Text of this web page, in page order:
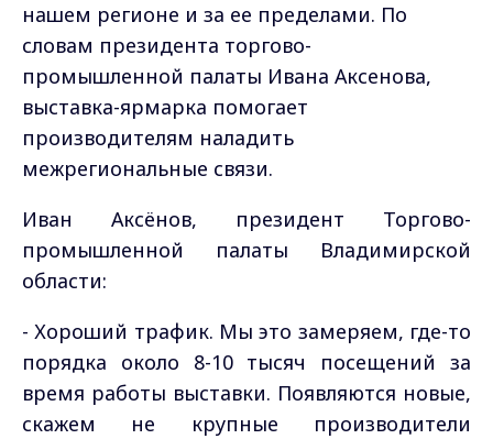
нашем регионе и за ее пределами. По
словам президента торгово-
промышленной палаты Ивана Аксенова,
выставка-ярмарка помогает
производителям наладить
межрегиональные связи.
Иван Аксёнов, президент Торгово-
промышленной палаты Владимирской
области:
- Хороший трафик. Мы это замеряем, где-то
порядка около 8-10 тысяч посещений за
время работы выставки. Появляются новые,
скажем не крупные производители